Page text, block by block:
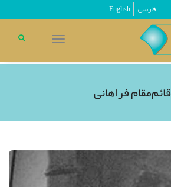
فارسی English
toggle
قائم‌مقام فراهانی